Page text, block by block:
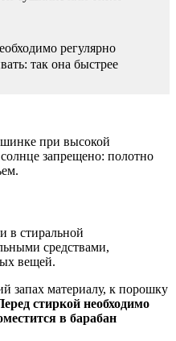
регулярно
так она быстрее
при высокой
запрещено: полотно
в стиральной
средствами,
вещей.
запах материалу, к порошку
стиркой необходимо
в барабан